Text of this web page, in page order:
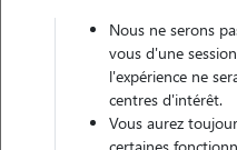
Nous ne serons
vous d'une
l'expérience ne
centres d'intérêt.
Vous aurez